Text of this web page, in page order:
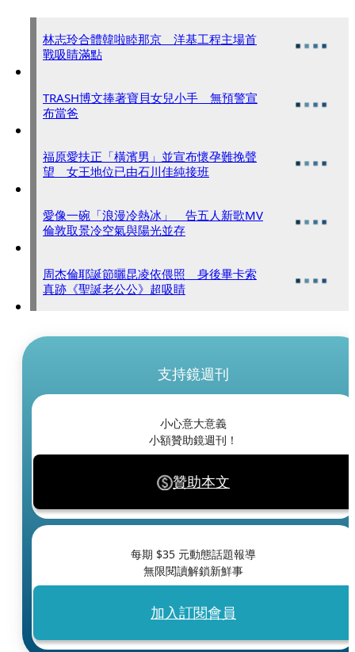
林志玲合體韓啦睦那京 洋基工程主場首
戰吸睛滿點
TRASH博文捧著寶貝女兒小手 無預警宣
布當爸
福原愛扶正「橫濱男」並宣布懷孕難挽聲
望 女王地位已由石川佳純接班
愛像一碗「浪漫冷熱冰」 告五人新歌MV
倫敦取景冷空氣與陽光並存
周杰倫耶誕節曬昆凌依偎照 身後畢卡索
真跡《聖誕老公公》超吸睛
支持鏡週刊
小心意大意義
小額贊助鏡週刊！
贊助本文
每期 $35 元動態話題報導
無限閱讀解鎖新鮮事
加入訂閱會員